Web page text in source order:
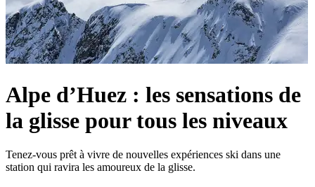
Alpe d’Huez : les sensations de
la glisse pour tous les niveaux
Tenez-vous prêt à vivre de nouvelles expériences ski dans une
station qui ravira les amoureux de la glisse.